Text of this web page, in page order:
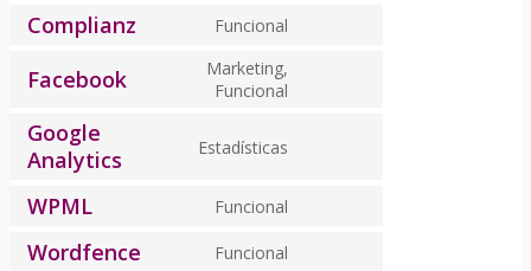
Complianz Funcional
Facebook
Marketing,
Funcional
Google
Analytics
Estadísticas
WPML Funcional
Wordfence Funcional